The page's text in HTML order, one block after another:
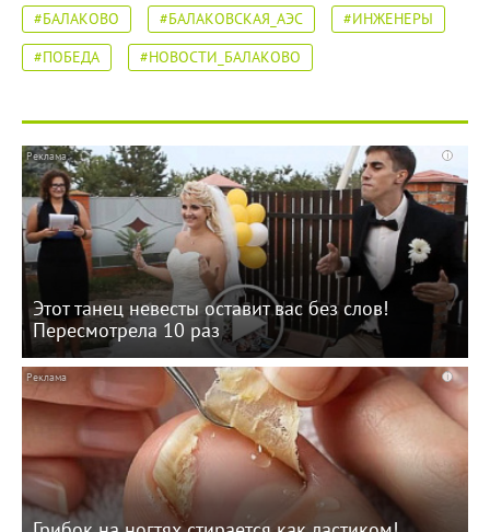
#БАЛАКОВО #БАЛАКОВСКАЯ_АЭС
#ИНЖЕНЕРЫ
#ПОБЕДА
#НОВОСТИ_БАЛАКОВО
i
Этот танец невесты оставит вас без слов!
Пересмотрела 10 раз
i